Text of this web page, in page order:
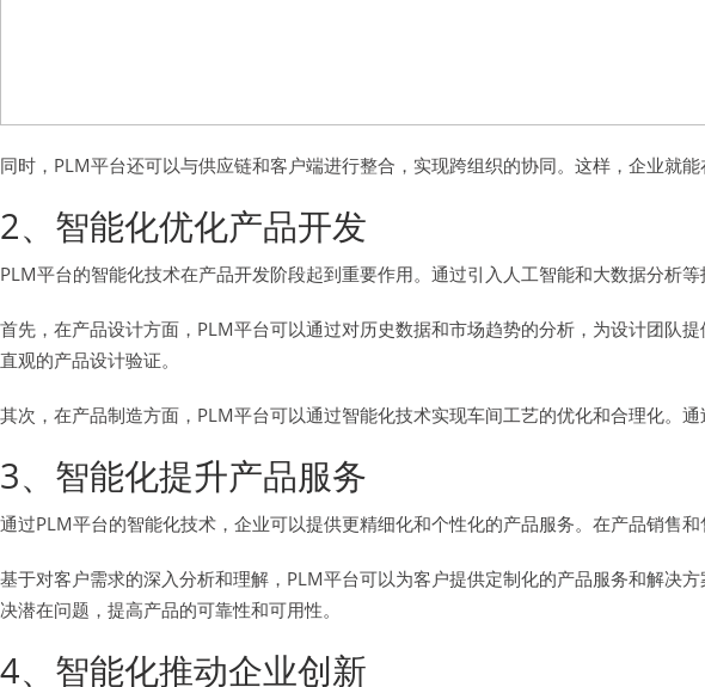
同时，PLM平台还可以与供应链和客户端进行整合，实现跨组织的协同。这样，企业就
2、智能化优化产品开发
PLM平台的智能化技术在产品开发阶段起到重要作用。通过引入人工智能和大数据分析
首先，在产品设计方面，PLM平台可以通过对历史数据和市场趋势的分析，为设计团队
直观的产品设计验证。
其次，在产品制造方面，PLM平台可以通过智能化技术实现车间工艺的优化和合理化。
3、智能化提升产品服务
通过PLM平台的智能化技术，企业可以提供更精细化和个性化的产品服务。在产品销售
基于对客户需求的深入分析和理解，PLM平台可以为客户提供定制化的产品服务和解决
决潜在问题，提高产品的可靠性和可用性。
4、智能化推动企业创新